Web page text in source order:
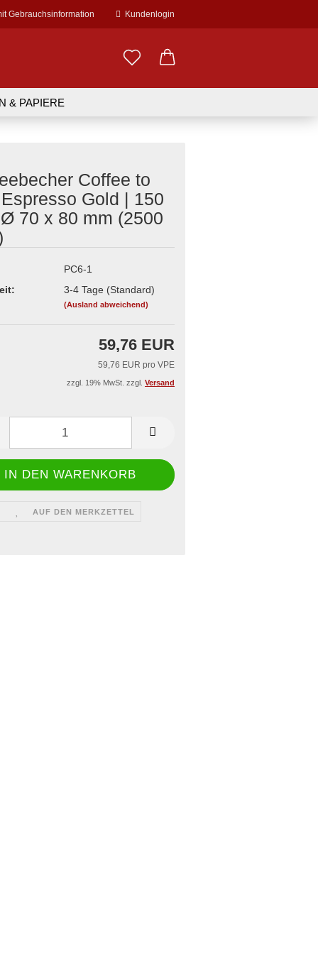
Gebrauchsinformation Kundenlogin
vergessen?
- manschetten
to go Becher
Becher
Löffel
& PAPIERE
Rollen
& -rahmen
& Folien
Coffee to
Gold | 150
70 x 80 mm (2500
PC6-1
3-4 Tage (Standard)
(Ausland abweichend)
59,76 EUR
59,76 EUR pro VPE
zzgl. 19% MwSt. zzgl. Versand
AUF DEN MERKZETTEL